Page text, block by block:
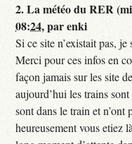
2.La météo du RER
08:24,parenki
Si ce site n’existait pas,
Merci pour ces infos en
façon jamais sur les site
aujourd’hui les trains
sont dans le train et n’ont
heureusement vous etiez